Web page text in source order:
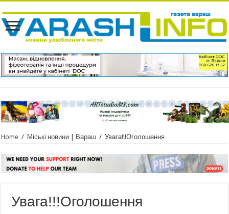
Home / Міські новини | Вараш / Увага!!!Оголошення
Увага!!!Оголошення